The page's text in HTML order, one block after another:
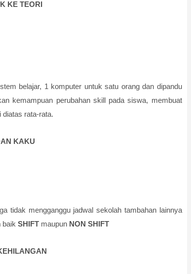
KE TEORI
belajar, 1 komputer untuk satu orang dan dipandu
kemampuan perubahan skill pada siswa, membuat
rata-rata.
KAKU
tidak mengganggu jadwal sekolah tambahan lainnya
baik SHIFTmaupun NON SHIFT